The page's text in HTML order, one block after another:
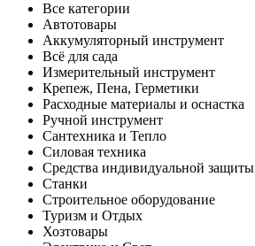
Все категории
Автотовары
Аккумуляторный инструмент
Всё для сада
Измерительный инструмент
Крепеж, Пена, Герметики
Расходные материалы и оснастка
Ручной инструмент
Сантехника и Тепло
Силовая техника
Средства индивидуальной защиты
Станки
Строительное оборудование
Туризм и Отдых
Хозтовары